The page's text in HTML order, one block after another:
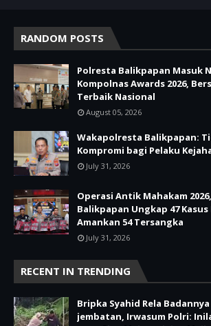
RANDOM POSTS
Polresta Balikpapan Masuk
Kompolnas Awards 2026,
Terbaik Nasional
August 05, 2026
Wakapolresta Balikpapan:
Kompromi bagi Pelaku
July 31, 2026
Operasi Antik Mahakam
Balikpapan Ungkap 47
Amankan 54 Tersangka
July 31, 2026
RECENT IN TRENDING
Bripka Syahid Rela
jembatan, Irwasum Polri: